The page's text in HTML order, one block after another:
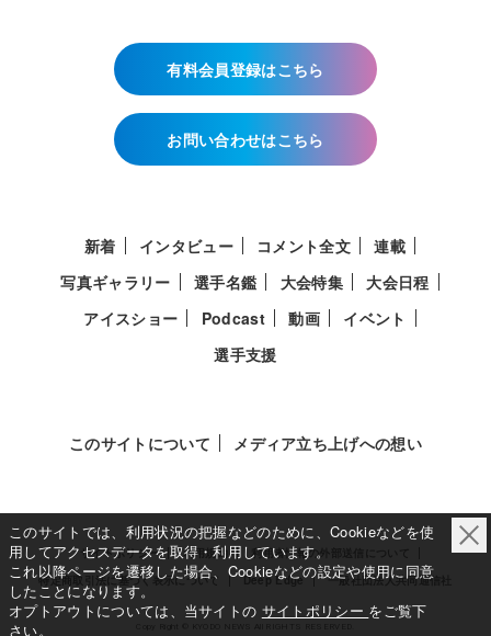
有料会員登録はこちら
お問い合わせはこちら
新着 インタビュー コメント全文
連載
写真ギャラリー
選手名鑑 大会特集
大会日程
アイスショー
Podcast 動画
イベント
選手支援
このサイトについて メディア立ち上げへの想い
サイトポリシー 利用規約
利用者情報の外部送信について
特定商取引法に基づく表示について
Deep Edge 一般社団法人共同通信社
このサイトでは、利用状況の把握などのために、Cookieなどを使
用してアクセスデータを取得・利用しています。
これ以降ページを遷移した場合、Cookieなどの設定や使用に同意
したことになります。
オプトアウトについては、当サイトの サイトポリシー をご覧下
さい。